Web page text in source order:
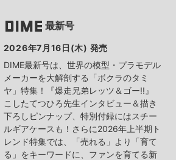
最新号
2026年7月16日(木) 発売
DIME最新号は、世界の模型・プラモデル
メーカーを大解剖する「ボクラのタミ
ヤ」特集！『爆走兄弟レッツ＆ゴー!!』
こしたてつひろ先生インタビュー＆描き
下ろしピンナップ、特別付録にはスチー
ルギアケースも！さらに2026年上半期ト
レンド特集では、「売れる」より「育て
る」をキーワードに、ファンを育てる新